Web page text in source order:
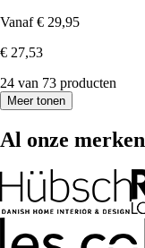
Vanaf € 29,95
€ 27,53
24 van 73 producten
Meer tonen
Al onze merken